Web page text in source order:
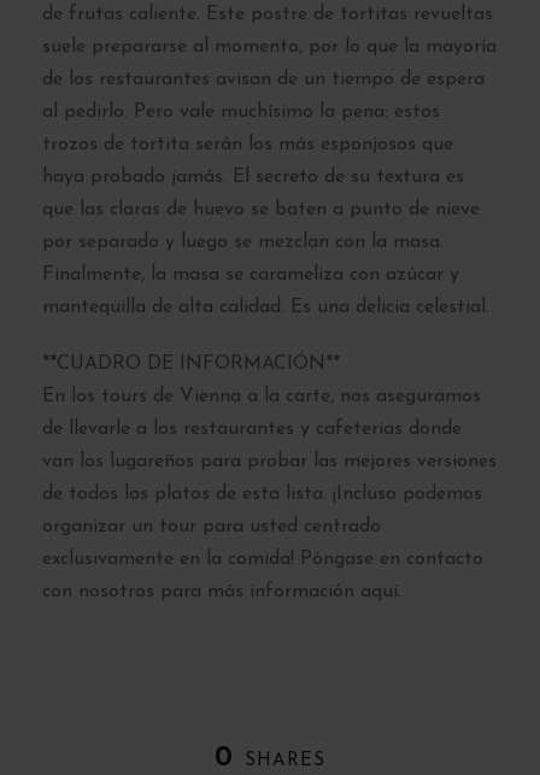
de frutas caliente. Este postre de tortitas revueltas
suele prepararse al momento, por lo que la mayoría
de los restaurantes avisan de un tiempo de espera
al pedirlo. Pero vale muchísimo la pena: estos
trozos de tortita serán los más esponjosos que
haya probado jamás. El secreto de su textura es
que las claras de huevo se baten a punto de nieve
por separado y luego se mezclan con la masa.
Finalmente, la masa se carameliza con azúcar y
mantequilla de alta calidad. Es una delicia celestial.
**CUADRO DE INFORMACIÓN**
En los tours de Vienna a la carte, nos aseguramos
de llevarle a los restaurantes y cafeterías donde
van los lugareños para probar las mejores versiones
de todos los platos de esta lista. ¡Incluso podemos
organizar un tour para usted centrado
exclusivamente en la comida! Póngase en contacto
con nosotros para más información aquí.
0 SHARES